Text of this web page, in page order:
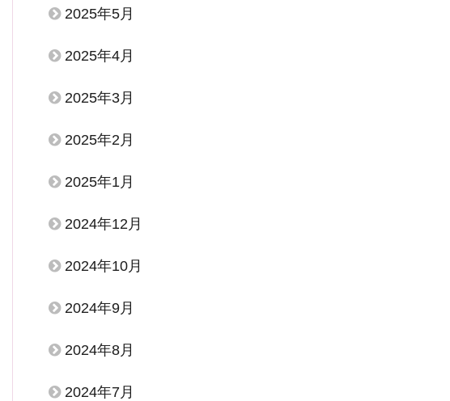
2025年5月
2025年4月
2025年3月
2025年2月
2025年1月
2024年12月
2024年10月
2024年9月
2024年8月
2024年7月